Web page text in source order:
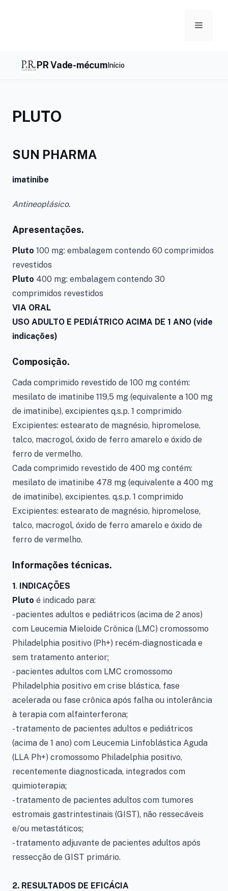
Menu
PR Vade-mécumInício
PLUTO
SUN PHARMA
imatinibe
Antineoplásico.
Apresentações.
Pluto 100 mg: embalagem contendo 60 comprimidos
revestidos
Pluto 400 mg: embalagem contendo 30
comprimidos revestidos
VIA ORAL
USO ADULTO E PEDIÁTRICO ACIMA DE 1 ANO (vide
indicações)
Composição.
Cada comprimido revestido de 100 mg contém:
mesilato de imatinibe 119,5 mg (equivalente a 100 mg
de imatinibe), excipientes q.s.p. 1 comprimido
Excipientes: estearato de magnésio, hipromelose,
talco, macrogol, óxido de ferro amarelo e óxido de
ferro de vermelho.
Cada comprimido revestido de 400 mg contém:
mesilato de imatinibe 478 mg (equivalente a 400 mg
de imatinibe), excipientes. q.s.p. 1 comprimido
Excipientes: estearato de magnésio, hipromelose,
talco, macrogol, óxido de ferro amarelo e óxido de
ferro de vermelho.
Informações técnicas.
1. INDICAÇÕES
Pluto é indicado para:
- pacientes adultos e pediátricos (acima de 2 anos)
com Leucemia Mieloide Crônica (LMC) cromossomo
Philadelphia positivo (Ph+) recém-diagnosticada e
sem tratamento anterior;
- pacientes adultos com LMC cromossomo
Philadelphia positivo em crise blástica, fase
acelerada ou fase crônica após falha ou intolerância
à terapia com alfainterferona;
- tratamento de pacientes adultos e pediátricos
(acima de 1 ano) com Leucemia Linfoblástica Aguda
(LLA Ph+) cromossomo Philadelphia positivo,
recentemente diagnosticada, integrados com
quimioterapia;
- tratamento de pacientes adultos com tumores
estromais gastrintestinais (GIST), não ressecáveis
e/ou metastáticos;
- tratamento adjuvante de pacientes adultos após
ressecção de GIST primário.
2. RESULTADOS DE EFICÁCIA